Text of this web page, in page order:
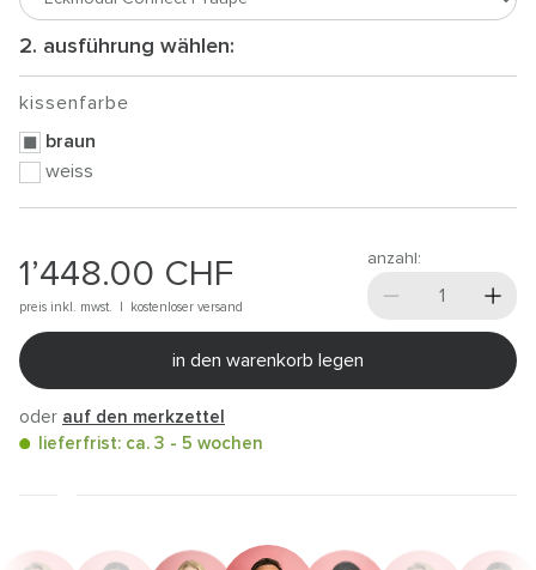
2. ausführung wählen:
kissenfarbe
braun
weiss
1’448.00 CHF
preis inkl. mwst. | kostenloser versand
anzahl:
in den warenkorb legen
oder auf den merkzettel
lieferfrist: ca. 3 - 5 wochen